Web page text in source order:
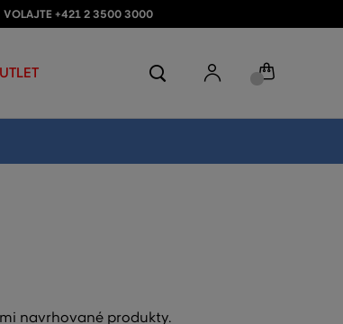
VOLAJTE +421 2 3500 3000
navrhované produkty.